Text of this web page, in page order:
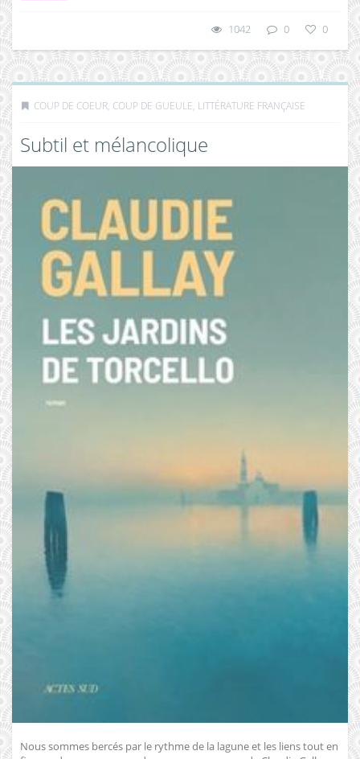
1042 0 0
COUP DE COEUR, COUP DE GUEULE, LITTÉRATURE FRANÇAISE
Subtil et mélancolique
Nous sommes bercés par le rythme de la lagune et les liens tout en